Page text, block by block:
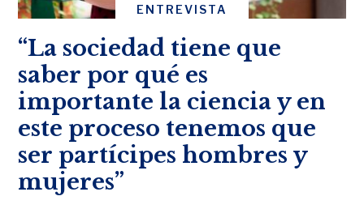
ENTREVISTA
“La sociedad tiene que
saber por qué es
importante la ciencia y en
este proceso tenemos que
ser partícipes hombres y
mujeres”